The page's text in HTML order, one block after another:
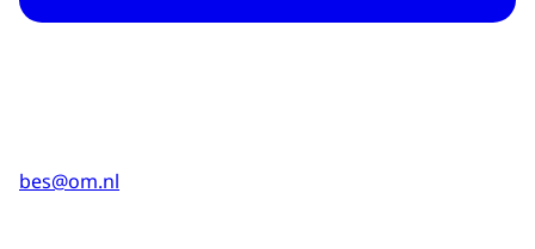
bes@om.nl